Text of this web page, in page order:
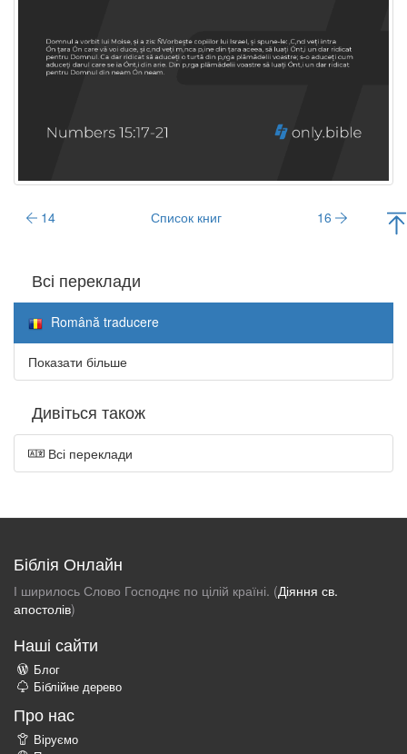
14 Список книг 16
Всі переклади
Română traducere
Показати більше
Дивіться також
Всі переклади
Біблія Онлайн
І ширилось Слово Господнє по цілій країні. (Діяння св.
апостолів)
Наші сайти
Блог
Біблійне дерево
Про нас
Віруємо